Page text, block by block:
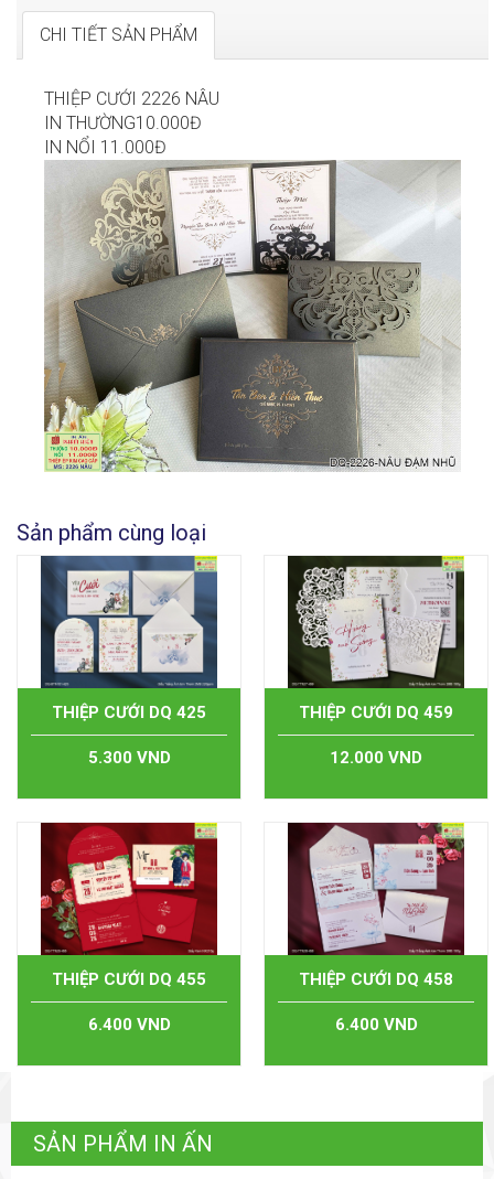
CHI TIẾT SẢN PHẨM
THIỆP CƯỚI 2226 NÂU
IN THƯỜNG10.000Đ
IN NỔI 11.000Đ
Sản phẩm cùng loại
THIỆP CƯỚI DQ 425
5.300 VND
THIỆP CƯỚI DQ 459
12.000 VND
THIỆP CƯỚI DQ 455
6.400 VND
THIỆP CƯỚI DQ 458
6.400 VND
SẢN PHẨM IN ẤN